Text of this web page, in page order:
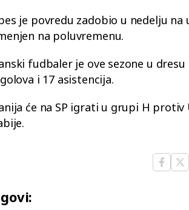
je povredu zadobio u nedelju
na poluvremenu.
fudbaler je ove sezone u
i 17 asistencija.
će na SP igrati u grupi H